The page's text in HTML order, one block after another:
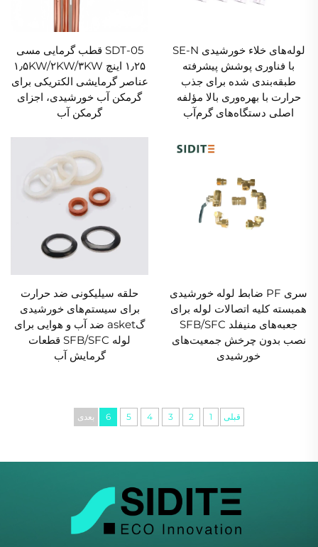
لوله‌های خلاء خورشیدی SE-N
با فناوری پوشش پیشرفته
طبقه‌بندی شده برای جذب
حرارت با بهره‌وری بالا مؤلفه
اصلی دستگاه‌های گرم‌آب
SDT-05 قطب گرمایی مسی
۱٫۲۵ اینچ ۱٫۵KW/۲KW/۳KW
عناصر گرمایشی الکتریکی برای
گرمکن آب خورشیدی، اجزای
گرمکن آب
سری PF ضابط لوله خورشیدی
همبسته کلیه اتصالات لوله برای
جعبه‌های منیفلد SFB/SFC
نصب بدون چرخش جمعیت‌های
خورشیدی
حلقه سیلیکونی ضد حرارت
برای سیستم‌های خورشیدی
گasket ضد آب و هوایی برای
لوله SFB/SFC قطعات
گرمایش آب
قبلی 1
2
3
4
5
6 بعدی